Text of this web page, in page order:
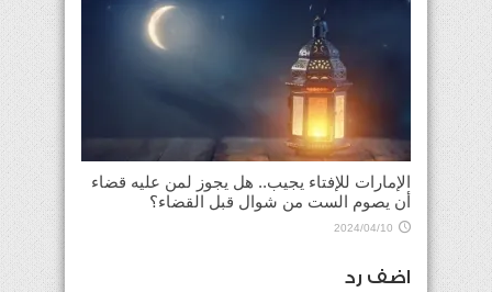
الإمارات للإفتاء يجيب.. هل يجوز لمن عليه قضاء
أن يصوم الست من شوال قبل القضاء؟
2024/04/10
اضف رد